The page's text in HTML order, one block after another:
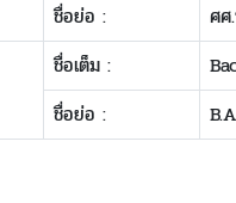
ชื่อย่อ :
ศศ
ชื่อเต็ม :
ชื่อย่อ :